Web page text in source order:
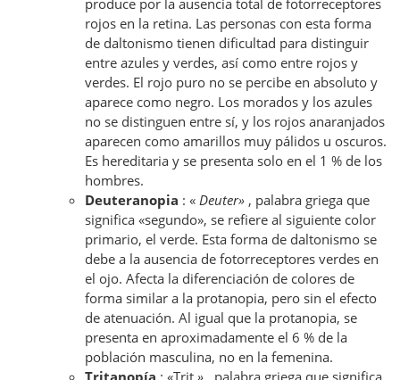
produce por la ausencia total de fotorreceptores
rojos en la retina. Las personas con esta forma
de daltonismo tienen dificultad para distinguir
entre azules y verdes, así como entre rojos y
verdes. El rojo puro no se percibe en absoluto y
aparece como negro. Los morados y los azules
no se distinguen entre sí, y los rojos anaranjados
aparecen como amarillos muy pálidos u oscuros.
Es hereditaria y se presenta solo en el 1 % de los
hombres.
Deuteranopia : « Deuter» , palabra griega que
significa «segundo», se refiere al siguiente color
primario, el verde. Esta forma de daltonismo se
debe a la ausencia de fotorreceptores verdes en
el ojo. Afecta la diferenciación de colores de
forma similar a la protanopia, pero sin el efecto
de atenuación. Al igual que la protanopia, se
presenta en aproximadamente el 6 % de la
población masculina, no en la femenina.